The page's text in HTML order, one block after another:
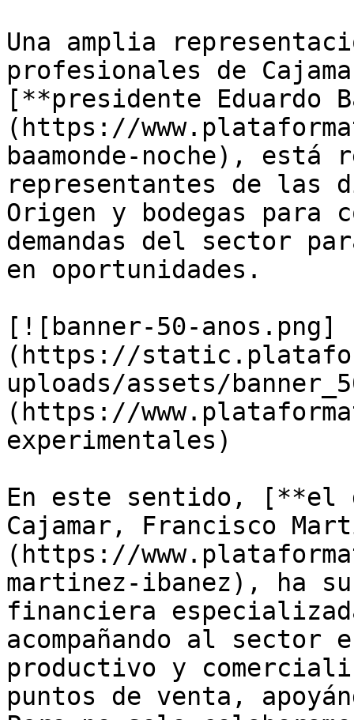
Una amplia
profesionales de
[**presidente Eduardo
(https://
baamonde-noche), está
representantes de las
Origen y bodegas para
demandas del sector
en oportunidades.
[![banner-50-anos.png]
(https://
uploads/assets/
(https://
experimentales)
En este sentido, [**el
Cajamar, Francisco
(https://
martinez-ibanez), ha
financiera
acompañando al sector
productivo y
puntos de venta,